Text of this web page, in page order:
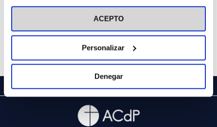
visitar nuestra Política de Cookies
ACEPTO
Personalizar
Denegar